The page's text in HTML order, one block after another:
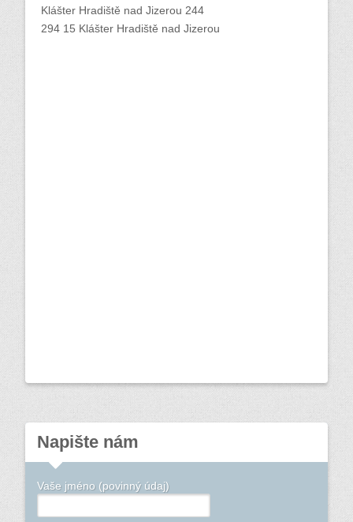
Klášter Hradiště nad Jizerou 244
294 15 Klášter Hradiště nad Jizerou
Napište nám
Vaše jméno (povinný údaj)